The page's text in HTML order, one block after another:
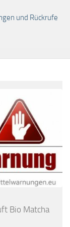
und Rückrufe
Bio Matcha